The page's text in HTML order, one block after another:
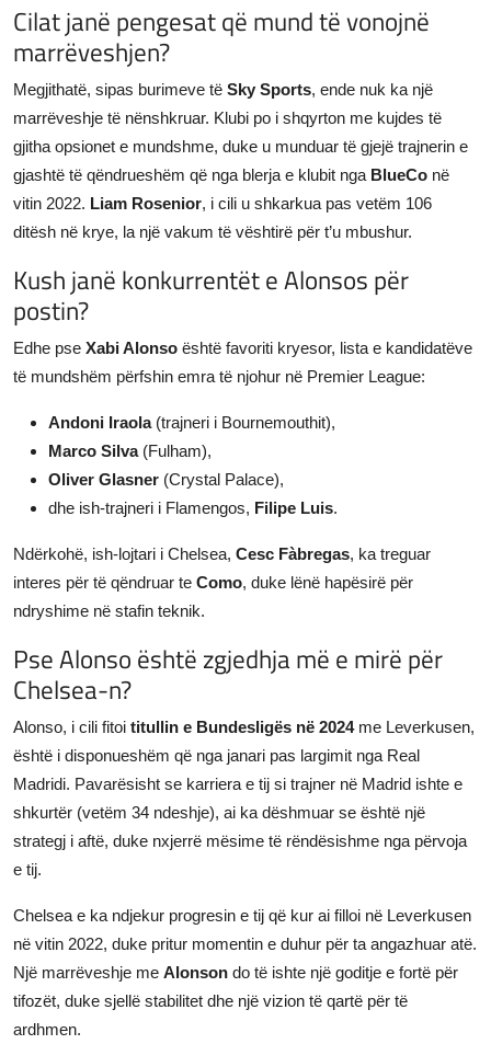
Cilat janë pengesat që mund të vonojnë
marrëveshjen?
Megjithatë, sipas burimeve të Sky Sports, ende nuk ka një
marrëveshje të nënshkruar. Klubi po i shqyrton me kujdes të
gjitha opsionet e mundshme, duke u munduar të gjejë trajnerin e
gjashtë të qëndrueshëm që nga blerja e klubit nga BlueCo në
vitin 2022. Liam Rosenior, i cili u shkarkua pas vetëm 106
ditësh në krye, la një vakum të vështirë për t’u mbushur.
Kush janë konkurrentët e Alonsos për
postin?
Edhe pse Xabi Alonso është favoriti kryesor, lista e kandidatëve
të mundshëm përfshin emra të njohur në Premier League:
Andoni Iraola(trajneri i Bournemouthit),
Marco Silva(Fulham),
Oliver Glasner (Crystal Palace),
dhe ish-trajneri i Flamengos, Filipe Luis.
Ndërkohë, ish-lojtari i Chelsea, Cesc Fàbregas, ka treguar
interes për të qëndruar te Como, duke lënë hapësirë për
ndryshime në stafin teknik.
Pse Alonso është zgjedhja më e mirë për
Chelsea-n?
Alonso, i cili fitoi titullin e Bundesligës në 2024me Leverkusen,
është i disponueshëm që nga janari pas largimit nga Real
Madridi. Pavarësisht se karriera e tij si trajner në Madrid ishte e
shkurtër (vetëm 34 ndeshje), ai ka dëshmuar se është një
strategj i aftë, duke nxjerrë mësime të rëndësishme nga përvoja
e tij.
Chelsea e ka ndjekur progresin e tij që kur ai filloi në Leverkusen
në vitin 2022, duke pritur momentin e duhur për ta angazhuar atë.
Një marrëveshje me Alonson do të ishte një goditje e fortë për
tifozët, duke sjellë stabilitet dhe një vizion të qartë për të
ardhmen.